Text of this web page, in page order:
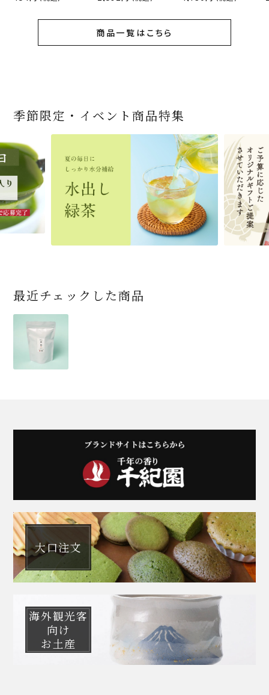
商品一覧はこちら
宇治抹茶だいふく 和
三盆仕立て 6個入
2,592 (税込)
お茶屋の京都 宇治抹
1,743 (税込)
宇治抹茶 濃チーズケ
ーキ 『抹茶まる』 1セ
ット6個入
3,240 (税込)
商品一覧はこちら
桜茶（さくら茶）28ｇ
（7人前後） ＊神奈川
県小田原市の八重桜
です
454 (税込)
『釜炒りむぎ茶』 10g
324 (税込)
緑茶ティーパック（セ
ンパックシリーズ） 5g
×50袋
864 (税込)
商品一覧はこちら
宇治抹茶そば3袋・そ
ばつゆ6袋（6人前）セ
ット 化粧箱（カート
ン/ギフトボックス）
3,032 (税込)
【送料込み】宇治抹茶
そば160ｇ×2袋（4人
前）＋特撰そばつゆ4
個（ポスト便）
2,028 (税込)
宇治抹茶そば２袋・そ
ばつゆ４袋（４人前）
竹かごセット
2,278 (税込)
商品一覧はこちら
老舗茶舗の宇治抹茶
かすていらと宇治冠煎
茶の詰合せ
4,112 (税込)
宇治抹茶焼き菓子詰
4,511 (税込)
老舗茶舗のひやひやス
イーツセット 3種6個
3,356 (税込)
商品一覧はこちら
茶道具 帛紗 ふくさ 無
地 正絹帛紗 7匁(もん
め) (朱・赤・紫) (ポス
ト便対応可)
4,730 (税込)
茶道具 扇子（せんす）
扇子 利休百首 白竹 6
1,716 (税込)
おとなのお稽古セット
女子用 裏千家 茶道具
16,500 (税込)
商品一覧はこちら
季節限定・イベント商品特集
最近チェックした商品
大口注文
海外観光客
向け
お土産